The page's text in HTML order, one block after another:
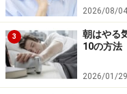
2026/08/04
3
朝はやる
10の方法
2026/01/29